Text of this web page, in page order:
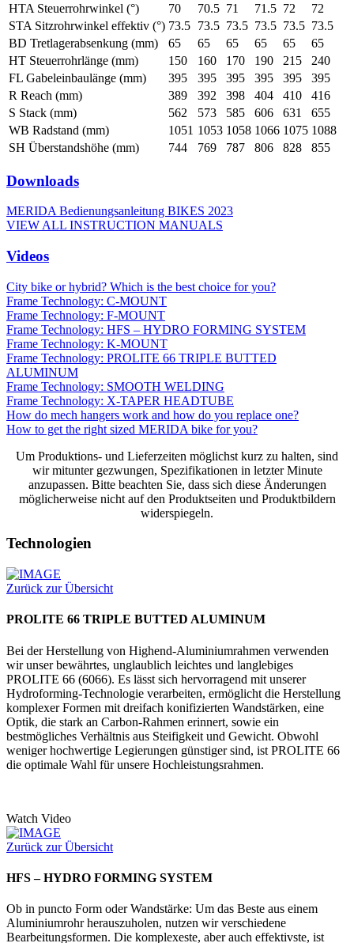
HTA Steuerrohrwinkel (°)
70 70.5 71 71.5 72
72
STA Sitzrohrwinkel effektiv (°) 73.5 73.5 73.5 73.5 73.5 73.5
BD Tretlagerabsenkung (mm)
65 65 65 65 65
65
HT Steuerrohrlänge (mm)
150 160 170 190 215
240
FL Gabeleinbaulänge (mm)
395 395 395 395 395
395
R Reach (mm)
389 392 398 404 410
416
S Stack (mm)
562 573 585 606 631
655
WB Radstand (mm)
1051 1053 1058 1066 1075 1088
SH Überstandshöhe (mm)
744 769 787 806 828 855
Downloads
MERIDA Bedienungsanleitung BIKES 2023
VIEW ALL INSTRUCTION MANUALS
Videos
City bike or hybrid? Which is the best choice for you?
Frame Technology: C-MOUNT
Frame Technology: F-MOUNT
Frame Technology: HFS – HYDRO FORMING SYSTEM
Frame Technology: K-MOUNT
Frame Technology: PROLITE 66 TRIPLE BUTTED
ALUMINUM
Frame Technology: SMOOTH WELDING
Frame Technology: X-TAPER HEADTUBE
How do mech hangers work and how do you replace one?
How to get the right sized MERIDA bike for you?
Um Produktions- und Lieferzeiten möglichst kurz zu halten, sind
wir mitunter gezwungen, Spezifikationen in letzter Minute
anzupassen. Bitte beachten Sie, dass sich diese Änderungen
möglicherweise nicht auf den Produktseiten und Produktbildern
widerspiegeln.
Technologien
Zurück zur Übersicht
PROLITE 66 TRIPLE BUTTED ALUMINUM
Bei der Herstellung von Highend-Aluminiumrahmen verwenden
wir unser bewährtes, unglaublich leichtes und langlebiges
PROLITE 66 (6066). Es lässt sich hervorragend mit unserer
Hydroforming-Technologie verarbeiten, ermöglicht die Herstellung
komplexer Formen mit dreifach konifizierten Wandstärken, eine
Optik, die stark an Carbon-Rahmen erinnert, sowie ein
bestmögliches Verhältnis aus Steifigkeit und Gewicht. Obwohl
weniger hochwertige Legierungen günstiger sind, ist PROLITE 66
die optimale Wahl für unsere Hochleistungsrahmen.
Watch Video
Zurück zur Übersicht
HFS – HYDRO FORMING SYSTEM
Ob in puncto Form oder Wandstärke: Um das Beste aus einem
Aluminiumrohr herauszuholen, nutzen wir verschiedene
Bearbeitungsformen. Die komplexeste, aber auch effektivste, ist